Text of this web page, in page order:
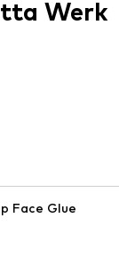
Werk
Face Glue